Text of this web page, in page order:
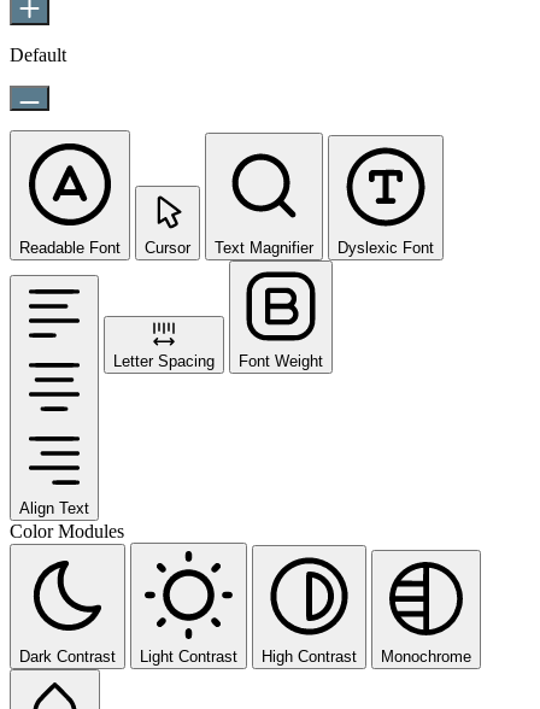
Default
Readable Font Cursor Text Magnifier Dyslexic Font
Align Text
Letter Spacing Font Weight
Color Modules
Dark Contrast Light Contrast High Contrast Monochrome